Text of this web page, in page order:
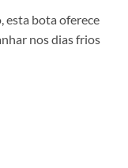
esta bota oferece
nos dias frios